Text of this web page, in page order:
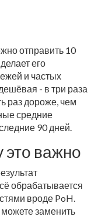
отправить 10
его
и частых
- в три раза
раз дороже, чем
средние
90 дней.
это важно
обрабатывается
вроде PoH.
заменить